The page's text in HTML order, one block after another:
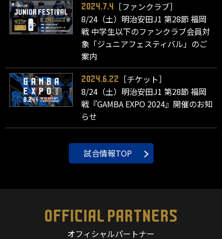
2024.7.4
［ファンクラブ］
8/24（土）明治安田J1 第28節 福岡
戦 中学生以下のファンクラブ会員対
象「ジュニアフェスティバル」のご
案内
2024.6.22
［チケット］
8/24（土）明治安田J1 第28節 福岡
戦『GAMBA EXPO 2024』開催のお知
らせ
試合情報TOP
OFFICIAL PARTNERS
オフィシャルパートナー